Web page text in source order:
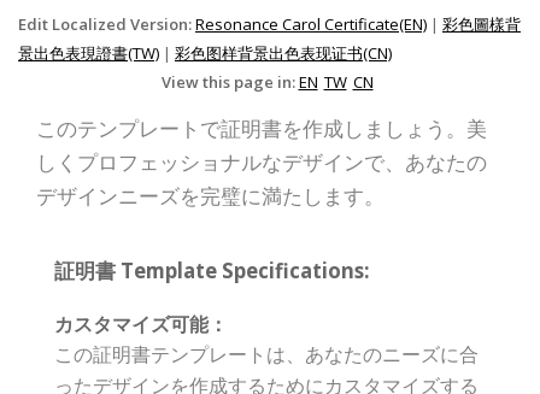
Edit Localized Version:Resonance Carol Certificate(EN) | 彩色圖樣背
景出色表現證書(TW) | 彩色图样背景出色表现证书(CN)
View this page in:EN TW CN
このテンプレートで証明書を作成しましょう。美
しくプロフェッショナルなデザインで、あなたの
デザインニーズを完璧に満たします。
証明書 Template Specifications:
カスタマイズ可能：
この証明書テンプレートは、あなたのニーズに合
ったデザインを作成するためにカスタマイズする